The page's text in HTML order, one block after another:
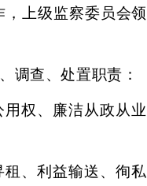
上级监察委员会领
调查、处置职责：
用权、廉洁从政从业
租、利益输送、徇私